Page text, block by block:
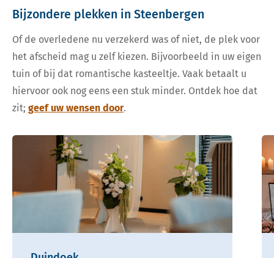
Bijzondere plekken in Steenbergen
Of de overledene nu verzekerd was of niet, de plek voor
het afscheid mag u zelf kiezen. Bijvoorbeeld in uw eigen
tuin of bij dat romantische kasteeltje. Vaak betaalt u
hiervoor ook nog eens een stuk minder. Ontdek hoe dat
zit; geef uw wensen door.